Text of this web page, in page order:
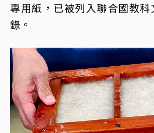
專用紙，已被列入聯合國教科
錄。